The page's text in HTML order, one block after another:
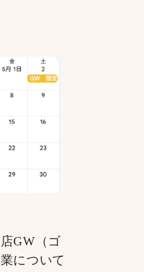
GW（ゴ
について